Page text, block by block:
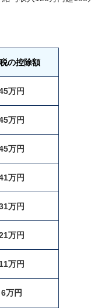
の控除額
万円
万円
万円
万円
万円
万円
11万円
6万円